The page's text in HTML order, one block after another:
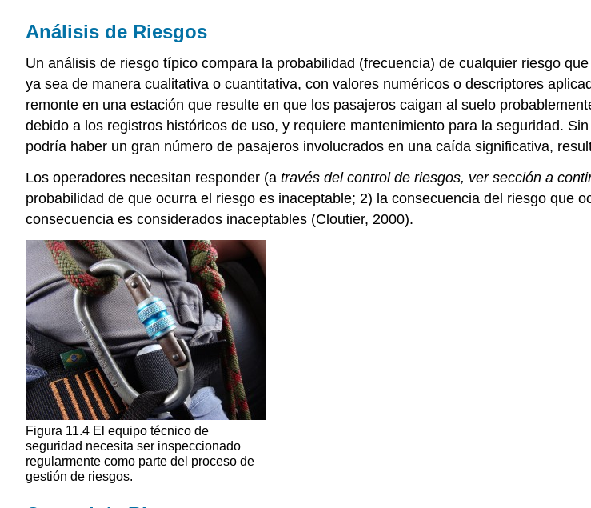
Análisis de Riesgos
Un análisis de riesgo típico compara la probabilidad (frecuencia) de cualquier riesgo
ya sea de manera cualitativa o cuantitativa, con valores numéricos o descriptores
remonte en una estación que resulte en que los pasajeros caigan al suelo
debido a los registros históricos de uso, y requiere mantenimiento para la seguridad.
podría haber un gran número de pasajeros involucrados en una caída significativa,
Los operadores necesitan responder (a través del control de riesgos, ver sección a
probabilidad de que ocurra el riesgo es inaceptable; 2) la consecuencia del riesgo que
consecuencia es considerados inaceptables (Cloutier, 2000).
Figura 11.4 El equipo técnico de
seguridad necesita ser inspeccionado
regularmente como parte del proceso de
gestión de riesgos.